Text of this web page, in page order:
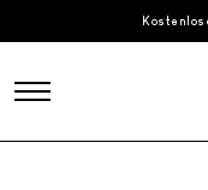
Skip to main content